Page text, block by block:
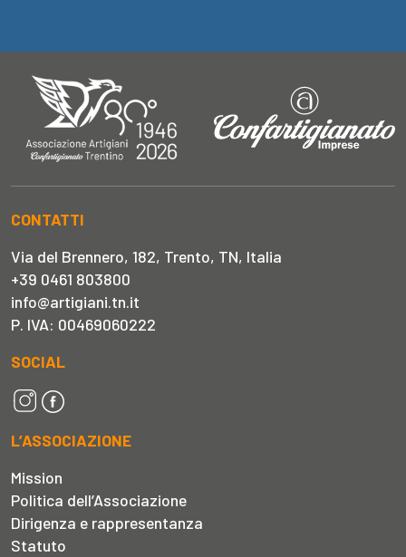
CONTATTI
Via del Brennero, 182, Trento, TN, Italia
+39 0461 803800
info@artigiani.tn.it
P. IVA: 00469060222
SOCIAL
L’ASSOCIAZIONE
Mission
Politica dell’Associazione
Dirigenza e rappresentanza
Statuto